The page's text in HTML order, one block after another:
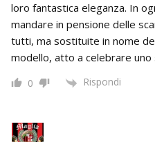
loro fantastica eleganza. In
mandare in pensione delle
tutti, ma sostituite in nome
modello, atto a celebrare uno
0 Rispondi